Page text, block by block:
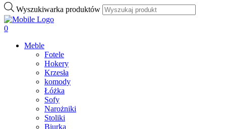
Wyszukiwarka produktów
0
Meble
Fotele
Hokery
Krzesła
komody
Łóżka
Sofy
Narożniki
Stoliki
Biurka